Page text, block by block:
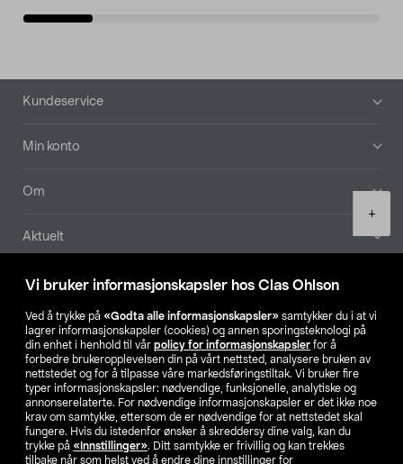
Vi bruker informasjonskapsler hos Clas Ohlson
Ved å trykke på «Godta alle informasjonskapsler» samtykker du i at vi
lagrer informasjonskapsler (cookies) og annen sporingsteknologi på
din enhet i henhold til vår policy for informasjonskapsler for å
forbedre brukeropplevelsen din på vårt nettsted, analysere bruken av
nettstedet og for å tilpasse våre markedsføringstiltak. Vi bruker fire
typer informasjonskapsler: nødvendige, funksjonelle, analytiske og
annonserelaterte. For nødvendige informasjonskapsler er det ikke noe
krav om samtykke, ettersom de er nødvendige for at nettstedet skal
fungere. Hvis du istedenfor ønsker å skreddersy dine valg, kan du
trykke på «Innstillinger». Ditt samtykke er frivillig og kan trekkes
tilbake når som helst ved å endre dine innstillinger for
+
Bunntekst
Kundeservice
Min konto
Om
Aktuelt
Våre selskaper
Finn din butikk
SE NO FI